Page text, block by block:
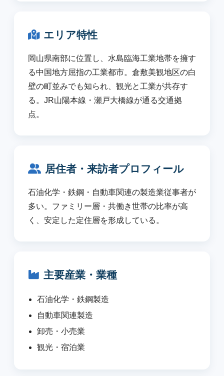
エリア特性
岡山県南部に位置し、水島臨海工業地帯を擁す
る中国地方屈指の工業都市。倉敷美観地区の白
壁の町並みでも知られ、観光と工業が共存す
る。JR山陽本線・瀬戸大橋線が通る交通拠
点。
居住者・来訪者プロフィール
石油化学・鉄鋼・自動車関連の製造業従事者が
多い。ファミリー層・共働き世帯の比率が高
く、安定した定住層を形成している。
主要産業・業種
石油化学・鉄鋼製造
自動車関連製造
卸売・小売業
観光・宿泊業